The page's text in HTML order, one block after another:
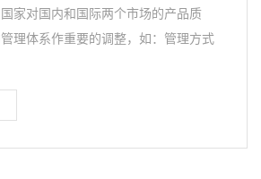
家对国内和国际两个市场的产品质
理体系作重要的调整，如：管理方式